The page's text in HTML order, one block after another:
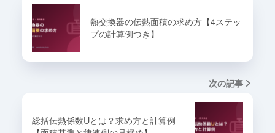
熱交換器の伝熱面積の求め方【4ステッ
プの計算例つき】
次の記事
総括伝熱係数Uとは？求め方と計算例